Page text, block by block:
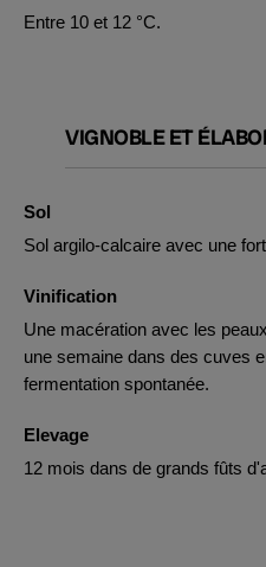
Entre 10 et 12 °C.
VIGNOBLE ET
Sol
Sol argilo-calcaire avec une
Vinification
Une macération avec les
une semaine dans des cuves
fermentation spontanée.
Elevage
12 mois dans de grands fûts